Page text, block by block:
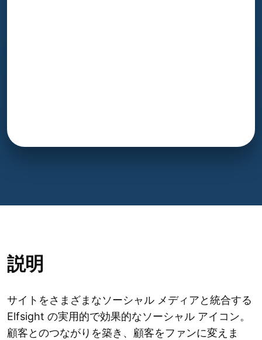
説明
サイトをさまざまなソーシャル メディアと統合する
Elfsight の実用的で効果的なソーシャル アイコン。
顧客とのつながりを築き、顧客をファンに変えま